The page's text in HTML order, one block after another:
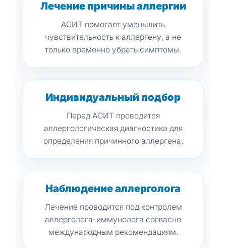
Лечение причины аллергии
АСИТ помогает уменьшить
чувствительность к аллергену, а не
только временно убрать симптомы.
Индивидуальный подбор
Перед АСИТ проводится
аллергологическая диагностика для
определения причинного аллергена.
Наблюдение аллерголога
Лечение проводится под контролем
аллерголога-иммунолога согласно
международным рекомендациям.